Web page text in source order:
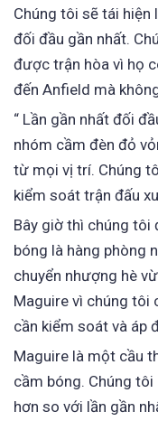
Chúng tôi sẽ tái
đối đầu gần nhất.
được trận hòa vì họ
đến Anfield mà
“ Lần gần nhất đối
nhóm cầm đèn đỏ
từ mọi vị trí. Chúng
kiểm soát trận đấu
Bây giờ thì chúng tôi
bóng là hàng phòng
chuyển nhượng hè
Maguire vì chúng tôi
cần kiểm soát và áp
Maguire là một cầu
cầm bóng. Chúng
hơn so với lần gần